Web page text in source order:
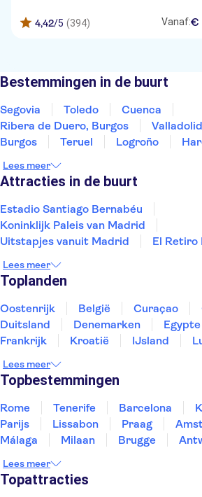
4,42/5 (394) Vanaf:€
Bestemmingen in de buurt
Segovia Toledo
Cuenca
Ribera de Duero, Burgos
Valladolid
Burgos
Teruel Logroño
Vitoria-Gasteiz
Lees meer
Attracties in de buurt
Estadio Santiago Bernabéu
Koninklijk Paleis van Madrid
Uitstapjes vanuit Madrid
El Retiro
Atletico de Madrid Stadion
Madrid Flamenco Experience
Sagrada Familia
Puerto Colon
Ciudad de las Artes y las Ciencias
Lees meer
Toplanden
Oostenrijk België Curaçao
Duitsland
Denemarken Egypte
Frankrijk
Kroatië IJsland
Slovenië
Thailand
Lees meer
Topbestemmingen
Rome Tenerife Barcelona
Parijs
Lissabon Praag
Málaga
Milaan Brugge
Eindhoven
Lees meer
Topattracties